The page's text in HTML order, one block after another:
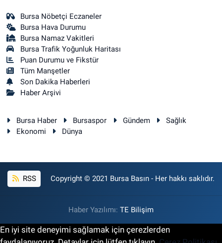
Bursa Nöbetçi Eczaneler
Bursa Hava Durumu
Bursa Namaz Vakitleri
Bursa Trafik Yoğunluk Haritası
Puan Durumu ve Fikstür
Tüm Manşetler
Son Dakika Haberleri
Haber Arşivi
Bursa Haber Bursaspor Gündem
Sağlık
Ekonomi
Dünya
RSS Copyright © 2021 Bursa Basın - Her hakkı saklıdır.
Haber Yazılımı: TE Bilişim
En iyi site deneyimi sağlamak için çerezlerden